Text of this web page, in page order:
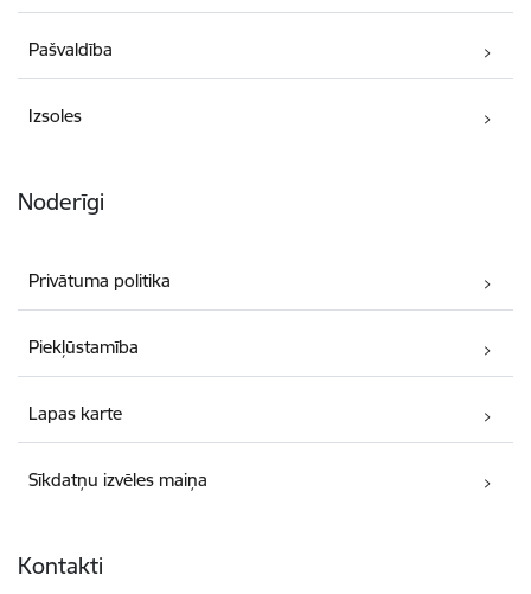
Pašvaldība
Izsoles
Noderīgi
Privātuma politika
Piekļūstamība
Lapas karte
Sīkdatņu izvēles maiņa
Kontakti